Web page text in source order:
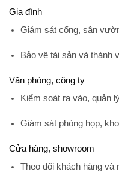
Gia đình
Giám sát cổng, sân
Bảo vệ tài sản và thành
Văn phòng, công ty
Kiểm soát ra vào, quản
Giám sát phòng họp,
Cửa hàng, showroom
Theo dõi khách hàng và